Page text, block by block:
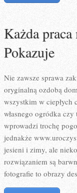
Każda
Pokazuje
Nie zawsze sprawa
oryginalną ozdobą
wszystkim w ciepłych
własnego ogródka
wprowadzi trochę
jednakże
jesieni i zimy, ale
rozwiązaniem są
fotografie to obrazy